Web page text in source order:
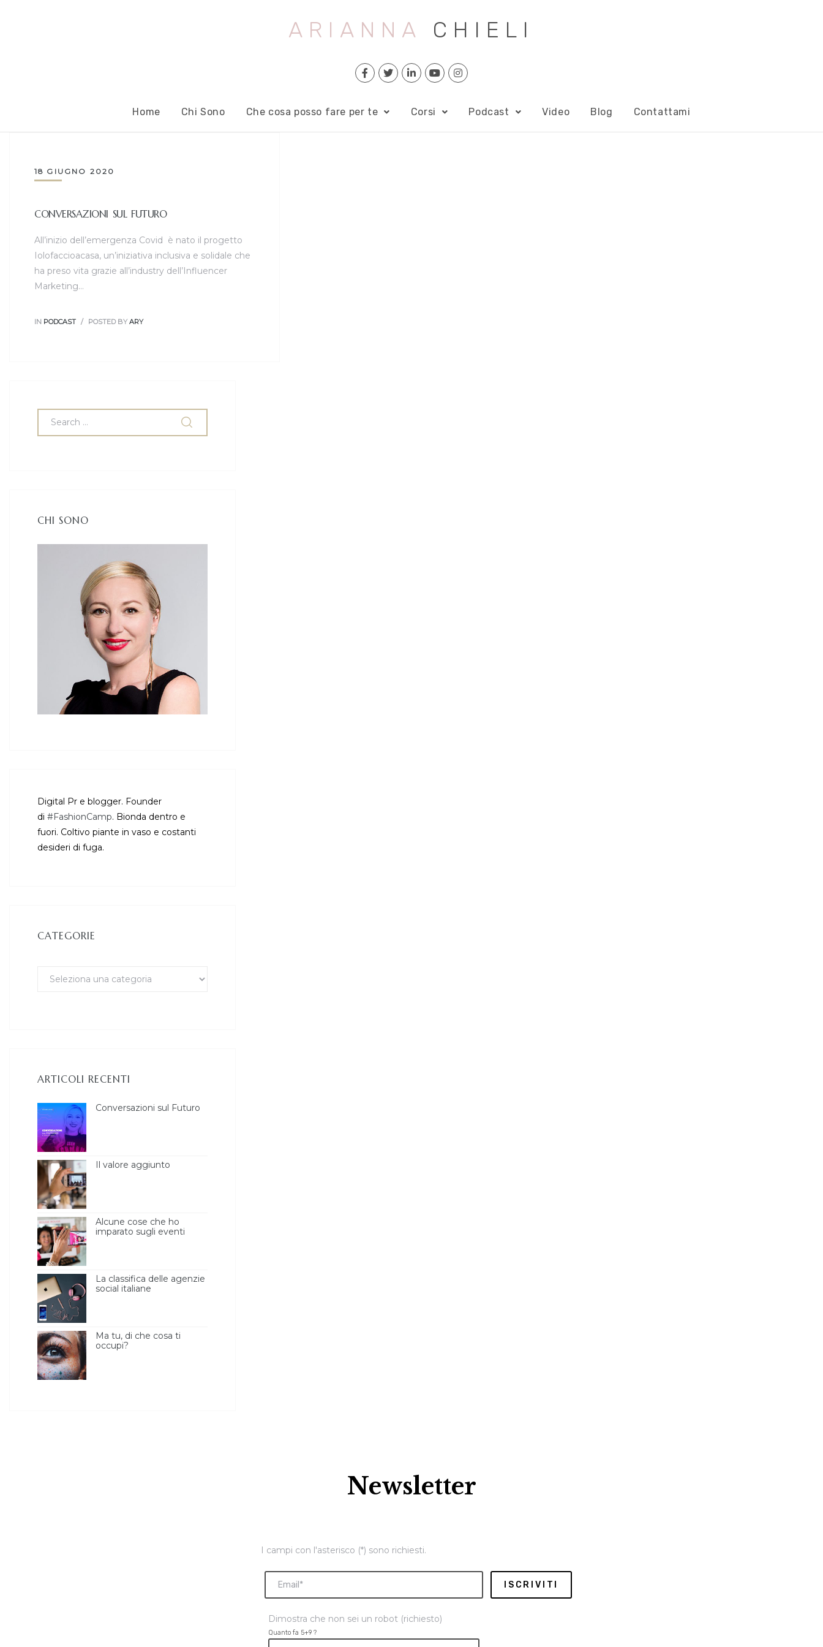
ARIANNA CHIELI
Home Chi Sono Che cosa posso fare per te Corsi Podcast Video Blog Contattami
18 GIUGNO 2020
CONVERSAZIONI SUL FUTURO
All’inizio dell’emergenza Covid è nato il progetto
Iolofaccioacasa, un’iniziativa inclusiva e solidale che
ha preso vita grazie all’industry dell’Influencer
Marketing…
IN PODCAST POSTED BY ARY
CHI SONO
Digital Pr e blogger. Founder
di #FashionCamp. Bionda dentro e
fuori. Coltivo piante in vaso e costanti
desideri di fuga.
CATEGORIE
ARTICOLI RECENTI
Conversazioni sul Futuro
Il valore aggiunto
Alcune cose che ho
imparato sugli eventi
La classifica delle agenzie
social italiane
Ma tu, di che cosa ti
occupi?
Newsletter
I campi con l'asterisco (*) sono richiesti.
Dimostra che non sei un robot (richiesto)
Quanto fa 5+9 ?